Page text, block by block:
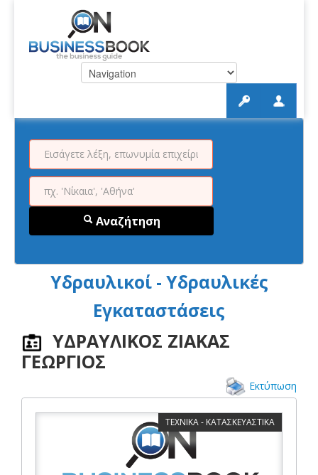
Αναζήτηση
Υδραυλικοί - Υδραυλικές
Εγκαταστάσεις
ΥΔΡΑΥΛΙΚΟΣ ΖΙΑΚΑΣ
ΓΕΩΡΓΙΟΣ
Εκτύπωση
ΤΕΧΝΙΚΑ - ΚΑΤΑΣΚΕΥΑΣΤΙΚΑ